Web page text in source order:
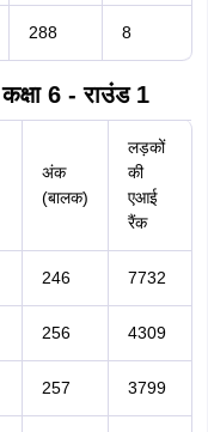
288 8
6 - राउंड 1
अंक
(बालक)
लड़कों
की
एआई
रैंक
246 7732
256 4309
257 3799